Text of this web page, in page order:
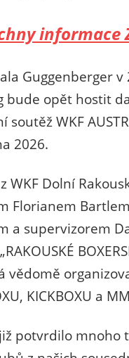
informace
Guggenberger v
bude opět hostit
WKF
2026.
WKF Dolní
Florianem
a supervizorem
vědomě
KICKBOXU a
potvrdilo mnoho